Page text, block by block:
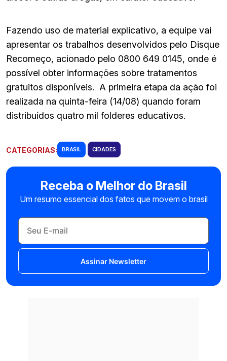
Fazendo uso de material explicativo, a equipe vai
apresentar os trabalhos desenvolvidos pelo Disque
Recomeço, acionado pelo 0800 649 0145, onde é
possível obter informações sobre tratamentos
gratuitos disponíveis. A primeira etapa da ação foi
realizada na quinta-feira (14/08) quando foram
distribuídos quatro mil folderes educativos.
CATEGORIAS: BRASIL CIDADES
Receba o Melhor do Brasil
Um resumo essencial dos fatos que movem o brasil
Assinar Newsletter